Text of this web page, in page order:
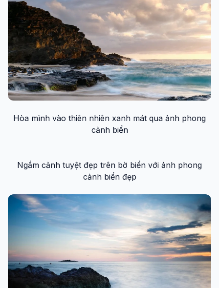
Hòa mình vào thiên nhiên xanh mát qua ảnh phong
cảnh biển
Ngắm cảnh tuyệt đẹp trên bờ biển với ảnh phong
cảnh biển đẹp